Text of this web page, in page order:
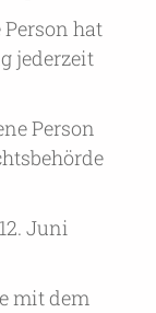
hat
jederzeit
Person
12. Juni
mit dem